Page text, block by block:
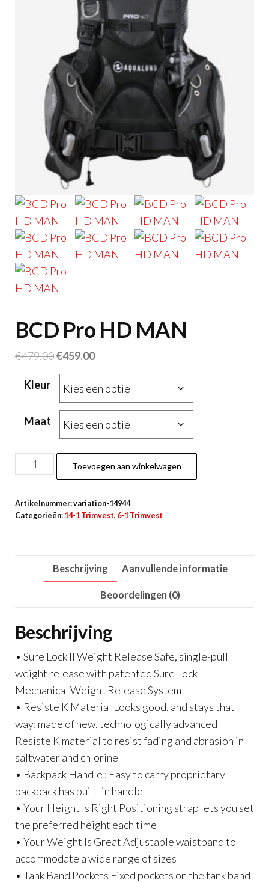
BCD Pro HD MAN
€479.00Oorspronkelijke
prijs
was:
€479.00.
€459.00Huidige
prijs
is:
€459.00.
Kleur
Maat
BCD
Pro
MAN
Toevoegen aan winkelwagen
Artikelnummer:variation-14944
Categorieën: 14-1 Trimvest, 6-1 Trimvest
Beschrijving Aanvullende informatie
Beoordelingen (0)
Beschrijving
• Sure Lock II Weight Release Safe, single-pull
weight release with patented Sure Lock II
Mechanical Weight Release System
• Resiste K Material Looks good, and stays that
way: made of new, technologically advanced
Resiste K material to resist fading and abrasion in
saltwater and chlorine
• Backpack Handle : Easy to carry proprietary
backpack has built-in handle
• Your Height Is Right Positioning strap lets you set
the preferred height each time
• Your Weight Is Great Adjustable waistband to
accommodate a wide range of sizes
• Tank Band Pockets Fixed pockets on the tank band